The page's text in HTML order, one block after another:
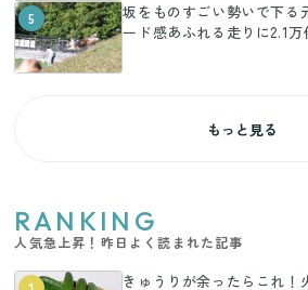
5
坂をものすごい勢いで下る
ード感あふれる走りに2.1
もっと見る
RANKING
人気急上昇！昨日よく読まれた記事
きゅうりが余ったらこれ！